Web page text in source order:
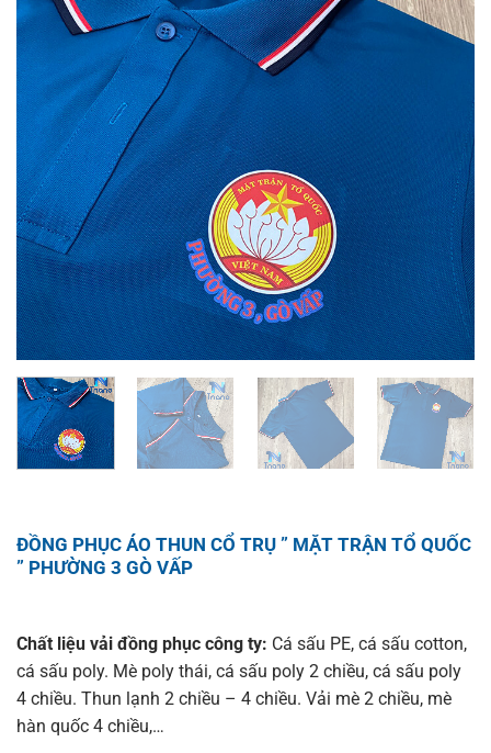
ĐỒNG PHỤC ÁO THUN CỔ TRỤ ” MẶT TRẬN TỔ QUỐC
” PHƯỜNG 3 GÒ VẤP
Chất liệu vải đồng phục công ty: Cá sấu PE, cá sấu cotton,
cá sấu poly. Mè poly thái, cá sấu poly 2 chiều, cá sấu poly
4 chiều. Thun lạnh 2 chiều – 4 chiều. Vải mè 2 chiều, mè
hàn quốc 4 chiều,…